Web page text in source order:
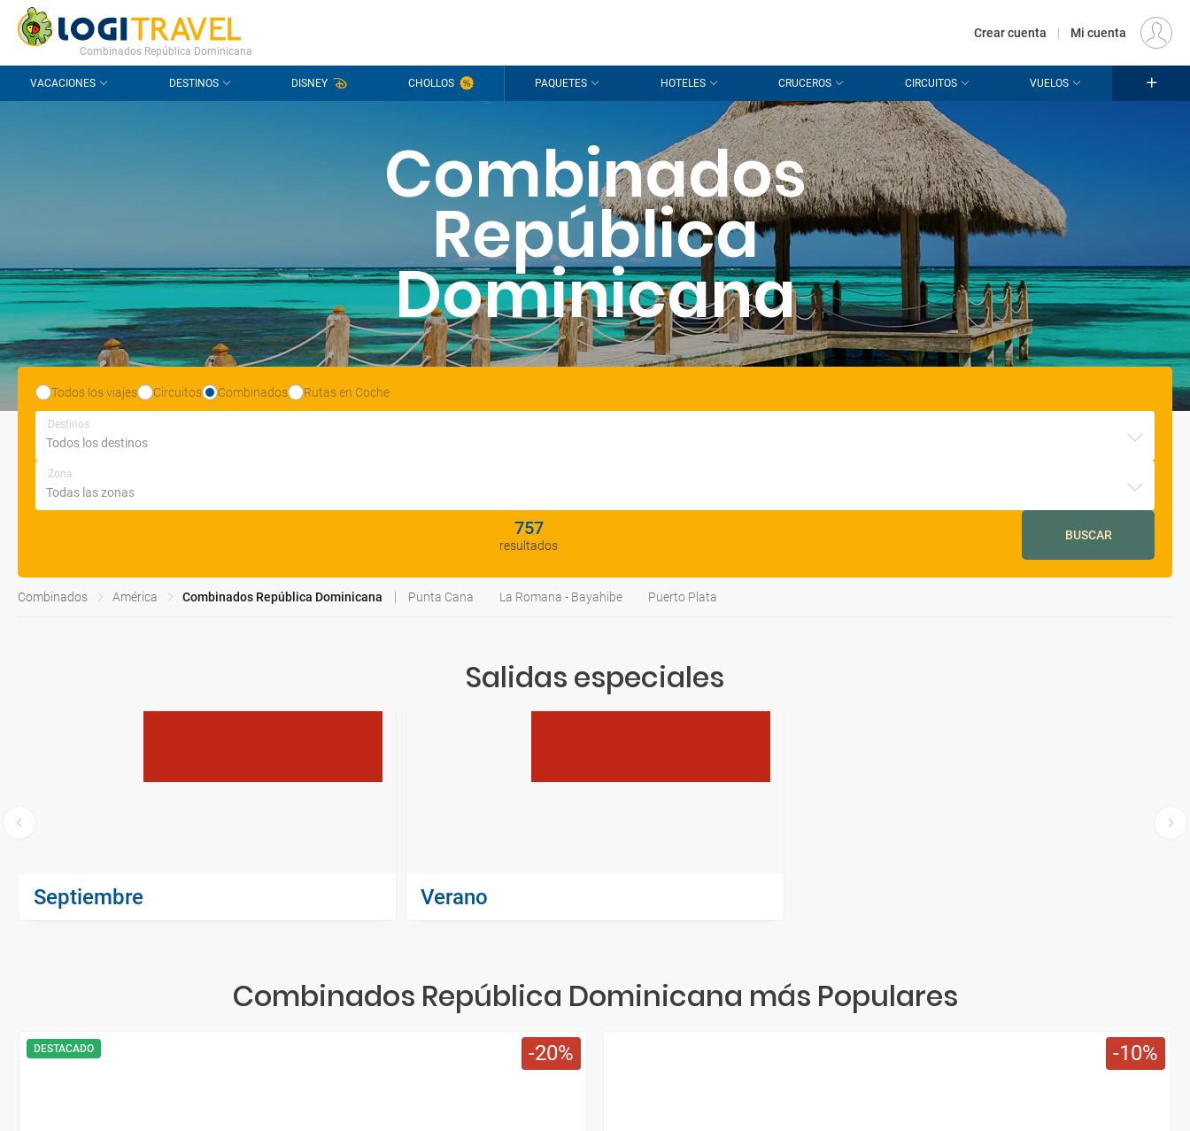
CONTACTO PREGUNTAS FRECUENTES EUR
Combinados República Dominicana
Crear cuenta | Mi cuenta
VACACIONES DESTINOS DISNEY CHOLLOS PAQUETES HOTELES CRUCEROS CIRCUITOS VUELOS
Combinados
República
Dominicana
Todos los viajes Circuitos Combinados Rutas en Coche
Destinos
Zona
757
resultados
BUSCAR
Combinados América Combinados República Dominicana Punta Cana La Romana - Bayahibe Puerto Plata
Salidas especiales
Septiembre Verano
Combinados República Dominicana más Populares
20
DESTACADO 10